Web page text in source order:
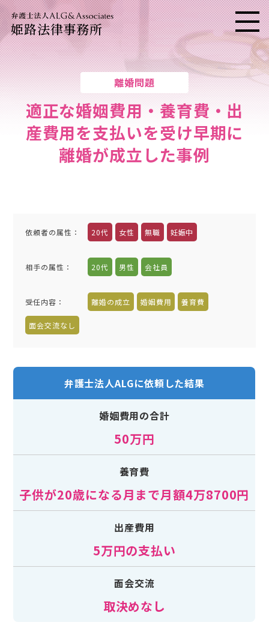
姫路法律事務所 メニ
離婚問題
適正な婚姻費用・養育費・出
産費用を支払いを受け早期に
離婚が成立した事例
依頼者の属性 ： 20代 女性 無職 妊娠中
相手の属性 ： 20代 男性 会社員
受任内容 ： 離婚の成立 婚姻費用 養育費
面会交流なし
弁護士法人ALGに依頼した結果
婚姻費用の合計
50万円
養育費
子供が20歳になる月まで月額4万8700円
出産費用
5万円の支払い
面会交流
取決めなし